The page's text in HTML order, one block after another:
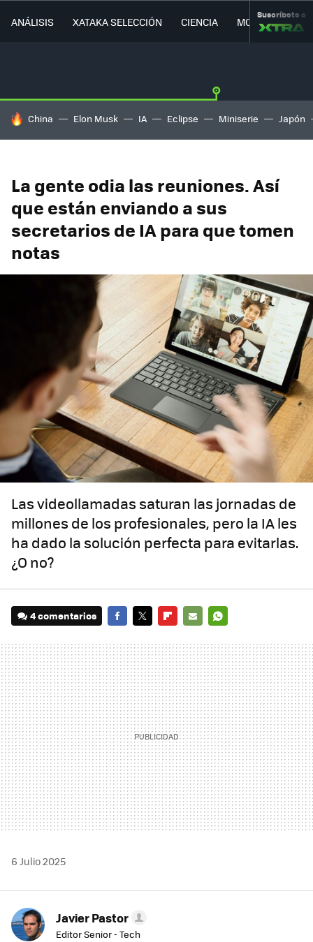
ANÁLISIS XATAKA SELECCIÓN CIENCIA MOVILIDAD
Suscríbete a
HOY SE HABLA DE
China Elon Musk IA Eclipse Miniserie Japón
La gente odia las reuniones. Así
que están enviando a sus
secretarios de IA para que tomen
notas
Las videollamadas saturan las jornadas de
millones de los profesionales, pero la IA les
ha dado la solución perfecta para evitarlas.
¿O no?
4 comentarios
MAIL
6 Julio 2025
Javier Pastor
Editor Senior - Tech